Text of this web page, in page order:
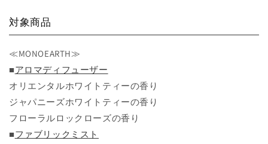
対象商品
≪MONOEARTH≫
■アロマディフューザー
オリエンタルホワイトティーの香り
ジャパニーズホワイトティーの香り
フローラルロックローズの香り
■ファブリックミスト